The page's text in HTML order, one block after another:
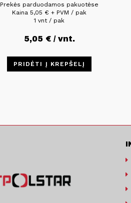
Prekės parduodamos pakuotėse
Kaina 5,05 € + PVM / pak
1 vnt / pak
5,05 €/ vnt.
PRIDĖTI Į KREPŠELĮ